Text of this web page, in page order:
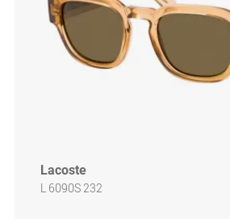
Lacoste
L 6090S 232